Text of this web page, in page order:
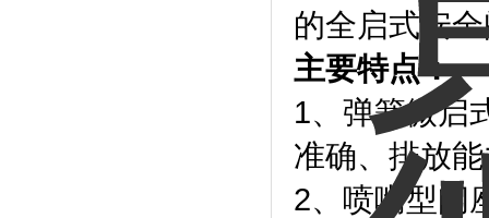
的全启式安
主要特点：
1、弹簧微启
准确、排放
2、喷嘴型阀